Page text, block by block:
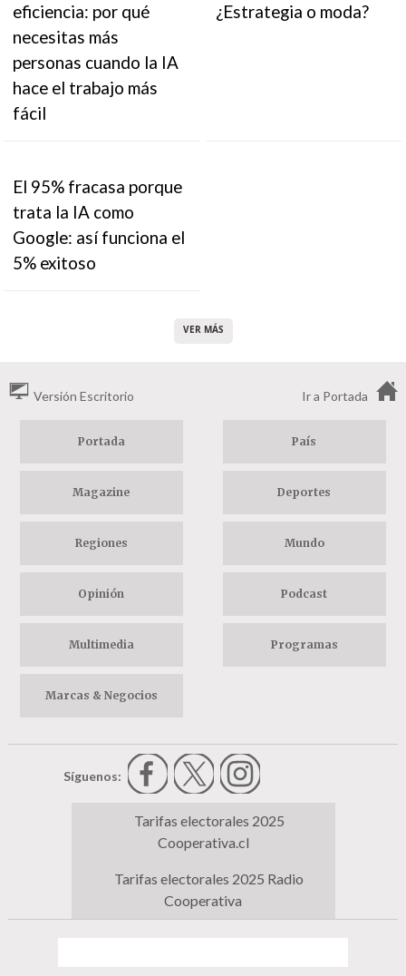
eficiencia: por qué
necesitas más
personas cuando la IA
hace el trabajo más
fácil
¿Estrategia o moda?
El 95% fracasa porque
trata la IA como
Google: así funciona el
5% exitoso
VER MÁS
Versión Escritorio Ir a Portada
Portada País
Magazine Deportes
Regiones Mundo
Opinión Podcast
Multimedia Programas
Marcas & Negocios
Síguenos:
Tarifas electorales 2025
Cooperativa.cl
Tarifas electorales 2025 Radio
Cooperativa